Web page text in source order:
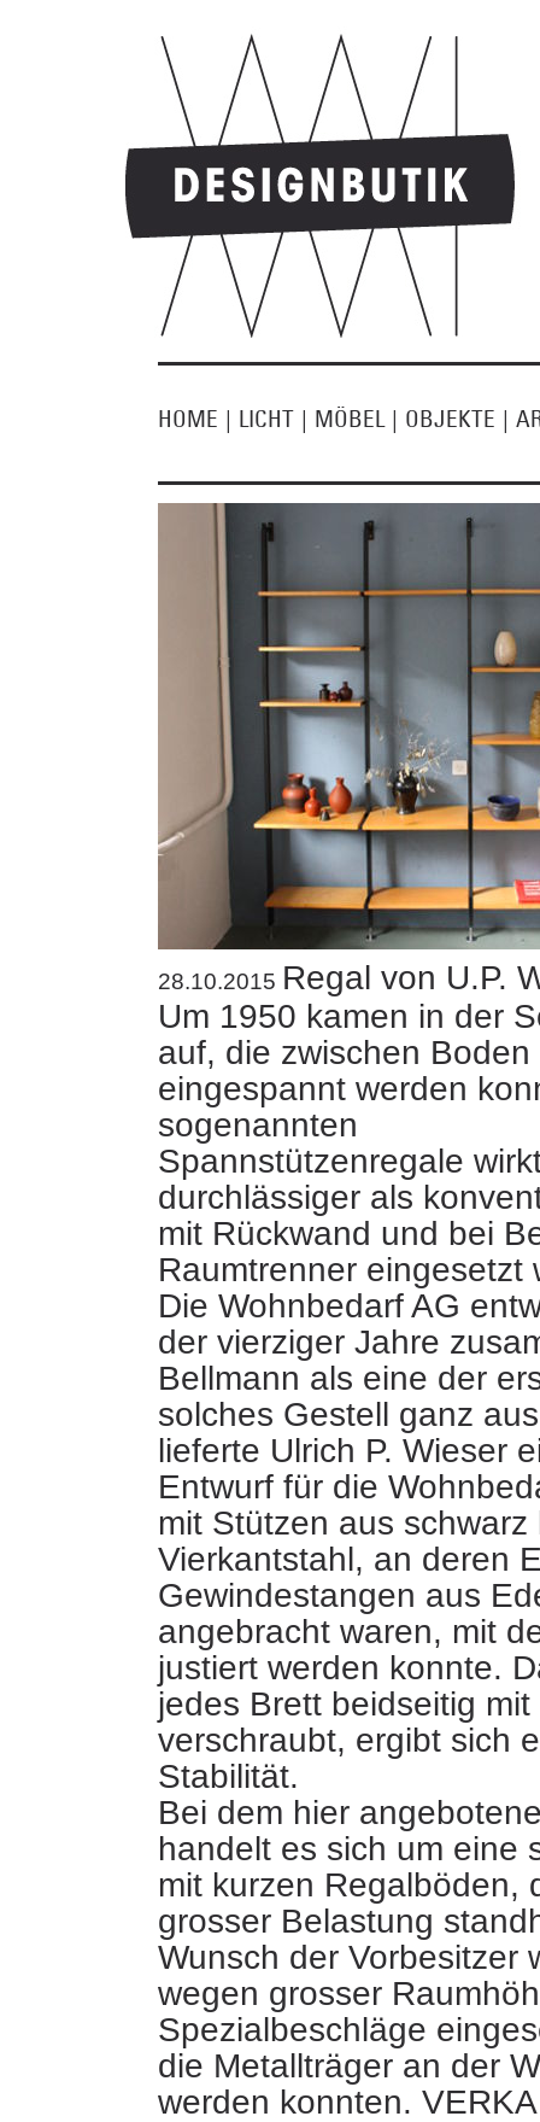
HOME | LICHT | MÖBEL | OBJEKTE |
28.10.2015 Regal von U.P.
Um 1950 kamen in der
auf, die zwischen
eingespannt werden
sogenannten
Spannstützenregale
durchlässigerals
mit Rückwand und bei
Raumtrenner eingesetzt
Die Wohnbedarf AG
der vierziger Jahre
Bellmann als eine der
solches Gestell ganz
lieferte Ulrich P. Wieser
Entwurf für die
mit Stützen aus schwarz
Vierkantstahl, an deren
Gewindestangen aus
angebracht waren, mit
justiert werden konnte.
jedes Brett beidseitig mit
verschraubt, ergibt sich
Stabilität.
Bei dem hier
handelt es sich um eine
mit kurzen Regalböden,
grosser Belastung
Wunsch der Vorbesitzer
wegen grosser
Spezialbeschläge
die Metallträger an der
werden konnten.